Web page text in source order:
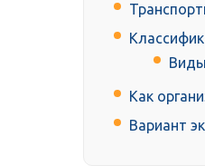
Как
Вариант